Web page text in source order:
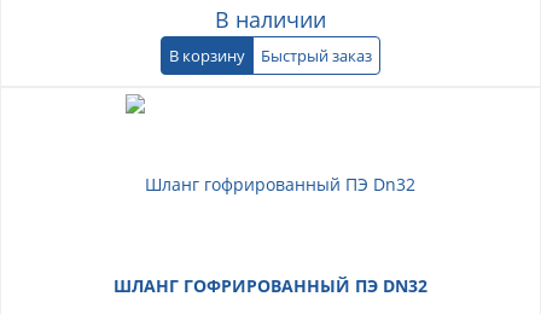
В наличии
В корзину Быстрый заказ
ШЛАНГ ГОФРИРОВАННЫЙ ПЭ DN32